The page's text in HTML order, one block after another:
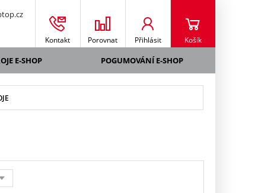
Kontakt Porovnat Přihlásit Košík
E-SHOP POGUMOVÁNÍ E-SHOP